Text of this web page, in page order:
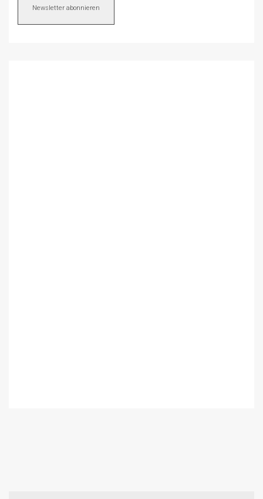
Newsletter abonnieren